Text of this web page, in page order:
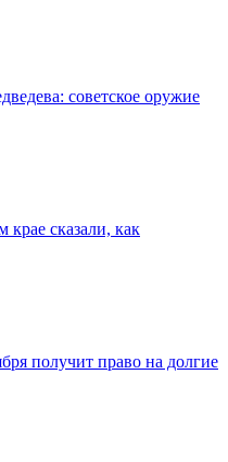
советское оружие
крае сказали, как
получит право на долгие